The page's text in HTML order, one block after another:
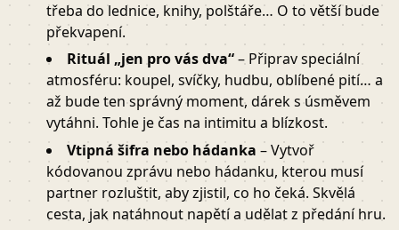
třeba do lednice, knihy, polštáře… O to větší bude
překvapení.
Rituál „jen pro vás dva“– Připrav speciální
atmosféru: koupel, svíčky, hudbu, oblíbené pití… a
až bude ten správný moment, dárek s úsměvem
vytáhni. Tohle je čas na intimitu a blízkost.
Vtipná šifra nebo hádanka – Vytvoř
kódovanou zprávu nebo hádanku, kterou musí
partner rozluštit, aby zjistil, co ho čeká. Skvělá
cesta, jak natáhnout napětí a udělat z předání hru.